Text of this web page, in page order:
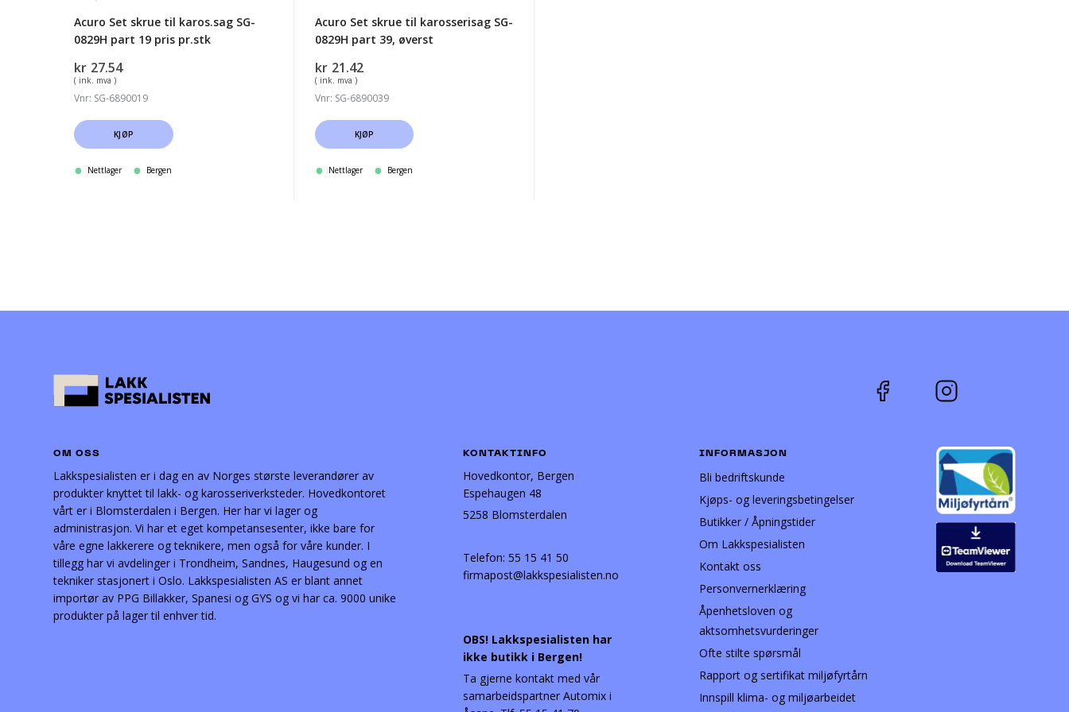
pr.stk
Acuro Set skrue til karos.sag SG-
0829H part 19 pris pr.stk
kr 27.54
( ink. mva )
Vnr: SG-6890019
KJØP
Nettlager Bergen
Acuro Set skrue til karosserisag SG-
0829H part 39, øverst
kr 21.42
( ink. mva )
Vnr: SG-6890039
KJØP
Nettlager Bergen
OM OSS
Lakkspesialisten er i dag en av Norges største leverandører av
produkter knyttet til lakk- og karosseriverksteder. Hovedkontoret
vårt er i Blomsterdalen i Bergen. Her har vi lager og
administrasjon. Vi har et eget kompetansesenter, ikke bare for
våre egne lakkerere og teknikere, men også for våre kunder. I
tillegg har vi avdelinger i Trondheim, Sandnes, Haugesund og en
tekniker stasjonert i Oslo. Lakkspesialisten AS er blant annet
importør av PPG Billakker, Spanesi og GYS og vi har ca. 9000 unike
produkter på lager til enhver tid.
KONTAKTINFO
Hovedkontor, Bergen
Espehaugen 48
5258 Blomsterdalen
Telefon: 55 15 41 50
firmapost@lakkspesialisten.no
OBS! Lakkspesialisten har
ikke butikk i Bergen!
Ta gjerne kontakt med vår
samarbeidspartner Automix i
INFORMASJON
Bli bedriftskunde
Kjøps- og leveringsbetingelser
Butikker / Åpningstider
Om Lakkspesialisten
Kontakt oss
Personvernerklæring
Åpenhetsloven og
aktsomhetsvurderinger
Ofte stilte spørsmål
Rapport og sertifikat miljøfyrtårn
Innspill klima- og miljøarbeidet